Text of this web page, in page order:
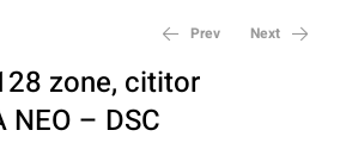
Prev
141,73
Next
19,79
zone, cititor
NEO – DSC